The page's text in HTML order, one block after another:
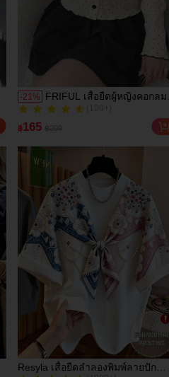
-21 %
FRIFUL เสื้อยืดผู้หญิงคอกลม
แบบสบายๆ หลวม ลายจุด
(100+)
100+ ขายแล้ว
100+ ขายแล้ว
฿165
Resyla เสื้อยืดลำลองพิมพ์ลายปัก
(1000+)